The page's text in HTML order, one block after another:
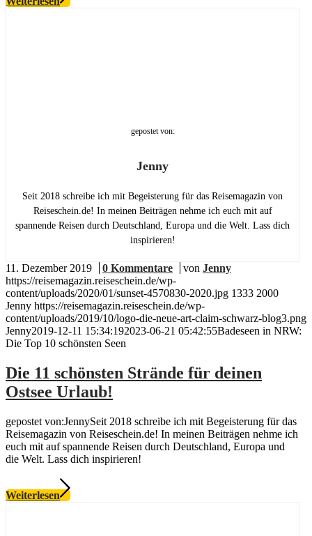
gepostet von:
Jenny
Seit 2018 schreibe ich mit Begeisterung für das Reisemagazin von
Reiseschein.de! In meinen Beiträgen nehme ich euch mit auf
spannende Reisen durch Deutschland, Europa und die Welt. Lass dich
inspirieren!
11. Dezember 2019 0 Kommentare von Jenny
https://reisemagazin.reiseschein.de/wp-
content/uploads/2020/01/sunset-4570830-2020.jpg 1333 2000
Jenny https://reisemagazin.reiseschein.de/wp-
content/uploads/2019/10/logo-die-neue-art-claim-schwarz-blog3.png
Jenny2019-12-11 15:34:192023-06-21 05:42:55Badeseen in NRW:
Die Top 10 schönsten Seen
Die 11 schönsten Strände für deinen
Ostsee Urlaub!
gepostet von:JennySeit 2018 schreibe ich mit Begeisterung für das
Reisemagazin von Reiseschein.de! In meinen Beiträgen nehme ich
euch mit auf spannende Reisen durch Deutschland, Europa und
die Welt. Lass dich inspirieren!
Weiterlesen